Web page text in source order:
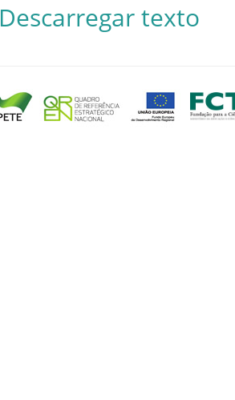
Descarregar texto